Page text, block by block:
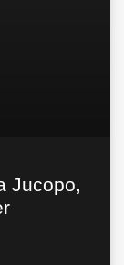
Jucopo,